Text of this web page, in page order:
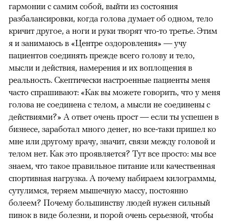
гармонии с самим собой, выйти из состояния
разбалансировки, когда голова думает об одном, тело
кричит другое, а ноги и руки творят что-то третье. Этим
я и занимаюсь в «Центре оздоровления» — учу
пациентов соединять прежде всего голову и тело,
мысли и действия, намерения и их воплощения в
реальность. Скептически настроенные пациенты меня
часто спрашивают: «Как вы можете говорить, что у меня
голова не соединена с телом, а мысли не соединены с
действиями?» А ответ очень прост — если ты успешен в
бизнесе, заработал много денег, но все-таки пришел ко
мне или другому врачу, значит, связи между головой и
телом нет. Как это проявляется? Тут все просто: мы все
знаем, что такое правильное питание или качественная
спортивная нагрузка. А почему набираем килограммы,
сутулимся, теряем мышечную массу, постоянно
болеем? Почему большинству людей нужен сильный
пинок в виде болезни, и порой очень серьезной, чтобы